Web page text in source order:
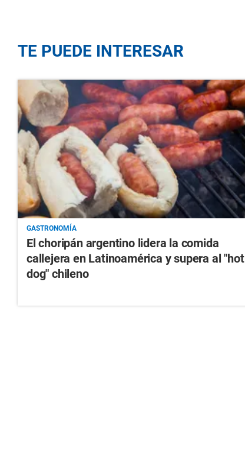
TE PUEDE INTERESAR
GASTRONOMÍA
El choripán argentino lidera la comida
callejera en Latinoamérica y supera al "hot
dog" chileno